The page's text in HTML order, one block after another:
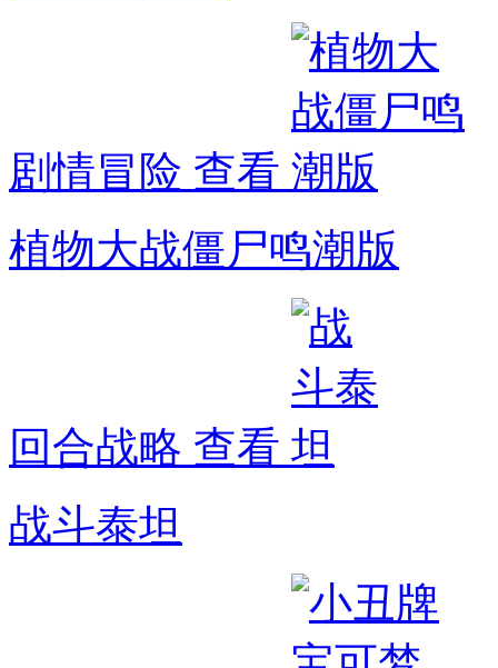
剧情冒险 查看
植物大战僵尸鸣潮版
回合战略 查看
战斗泰坦